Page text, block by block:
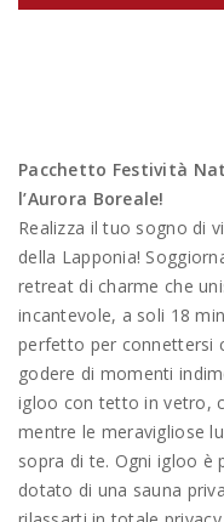
Pacchetto Festività
l’Aurora Boreale!
Realizza il tuo sogno di
della Lapponia!
retreat di charme che
incantevole, a soli 18
perfetto per connettersi
godere di momenti
igloo con tetto in vetro,
mentre le meravigliose
sopra di te. Ogni igloo è
dotato di una sauna